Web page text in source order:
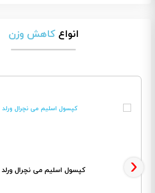
انواعکاهش وزن
کپسول اسلیم می نچرال ورلد ›